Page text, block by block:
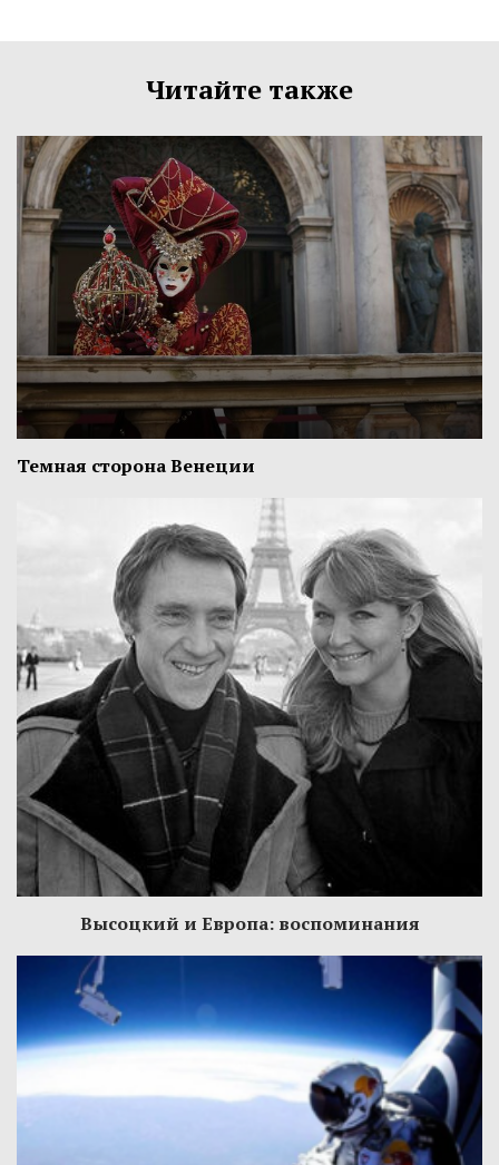
Читайте также
Темная сторона Венеции
Высоцкий и Европа: воспоминания